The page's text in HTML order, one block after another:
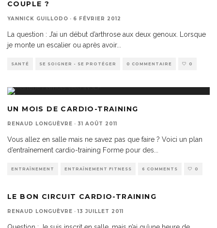
COUPLE ?
YANNICK GUILLODO · 6 FÉVRIER 2012
La question : J’ai un début d’arthrose aux deux genoux. Lorsque
je monte un escalier ou après avoir...
SANTÉ SE SOIGNER - SE PROTÉGER 0 COMMENTAIRE 0
UN MOIS DE CARDIO-TRAINING
RENAUD LONGUÈVRE · 31 AOÛT 2011
Vous allez en salle mais ne savez pas que faire ? Voici un plan
d’entraînement cardio-training Forme pour des
ENTRAÎNEMENT ENTRAÎNEMENT FITNESS 6 COMMENTS 0
LE BON CIRCUIT CARDIO-TRAINING
RENAUD LONGUÈVRE · 13 JUILLET 2011